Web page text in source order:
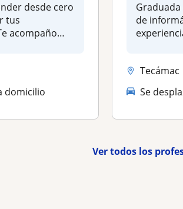
desde cero
tus
acompaño
domicilio
de
Tecámac
Se
Ver todos los